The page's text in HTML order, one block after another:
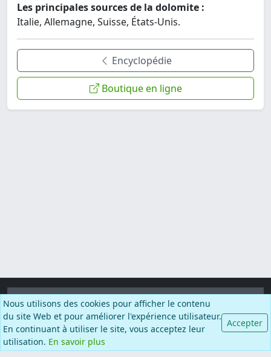
Les principales sources de la dolomite :
Italie, Allemagne, Suisse, États-Unis.
Encyclopédie
Boutique en ligne
Informations
Catégories
Nous utilisons des cookies pour afficher le contenu
du site Web et pour améliorer l'expérience utilisateur.
En continuant à utiliser le site, vous acceptez leur
utilisation. En savoir plus
Accepter